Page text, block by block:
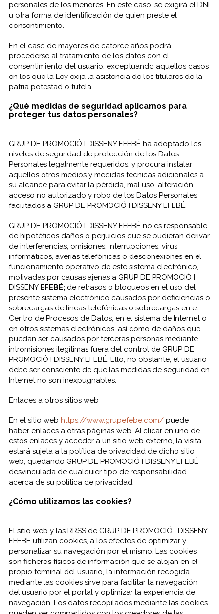
personales de los menores. En este caso, se exigirá el DNI
u otra forma de identificación de quien preste el
consentimiento.
En el caso de mayores de catorce años podrá
procederse al tratamiento de los datos con el
consentimiento del usuario, exceptuando aquellos casos
en los que la Ley exija la asistencia de los titulares de la
patria potestad o tutela.
¿Qué medidas de seguridad aplicamos para
proteger tus datos personales?
GRUP DE PROMOCIÓ I DISSENY EFEBÉ ha adoptado los
niveles de seguridad de protección de los Datos
Personales legalmente requeridos, y procura instalar
aquellos otros medios y medidas técnicas adicionales a
su alcance para evitar la pérdida, mal uso, alteración,
acceso no autorizado y robo de los Datos Personales
facilitados a GRUP DE PROMOCIÓ I DISSENY EFEBÉ.
GRUP DE PROMOCIÓ I DISSENY EFEBÉ no es responsable
de hipotéticos daños o perjuicios que se pudieran derivar
de interferencias, omisiones, interrupciones, virus
informáticos, averías telefónicas o desconexiones en el
funcionamiento operativo de este sistema electrónico,
motivadas por causas ajenas a GRUP DE PROMOCIÓ I
DISSENY EFEBÉ; de retrasos o bloqueos en el uso del
presente sistema electrónico causados por deficiencias o
sobrecargas de líneas telefónicas o sobrecargas en el
Centro de Procesos de Datos, en el sistema de Internet o
en otros sistemas electrónicos, así como de daños que
puedan ser causados por terceras personas mediante
intromisiones ilegítimas fuera del control de GRUP DE
PROMOCIÓ I DISSENY EFEBÉ. Ello, no obstante, el usuario
debe ser consciente de que las medidas de seguridad en
Internet no son inexpugnables.
Enlaces a otros sitios web
En el sitio web https://www.grupefebe.com/puede
haber enlaces a otras páginas web. AI clicar en uno de
estos enlaces y acceder a un sitio web externo, la visita
estará sujeta a la política de privacidad de dicho sitio
web, quedando GRUP DE PROMOCIÓ I DISSENY EFEBÉ
desvinculada de cualquier tipo de responsabilidad
acerca de su política de privacidad.
¿Cómo utilizamos las cookies?
El sitio web y las RRSS de GRUP DE PROMOCIÓ I DISSENY
EFEBÉ utilizan cookies, a los efectos de optimizar y
personalizar su navegación por el mismo. Las cookies
son ficheros físicos de información que se alojan en el
propio terminal del usuario, la información recogida
mediante las cookies sirve para facilitar la navegación
del usuario por el portal y optimizar la experiencia de
navegación. Los datos recopilados mediante las cookies